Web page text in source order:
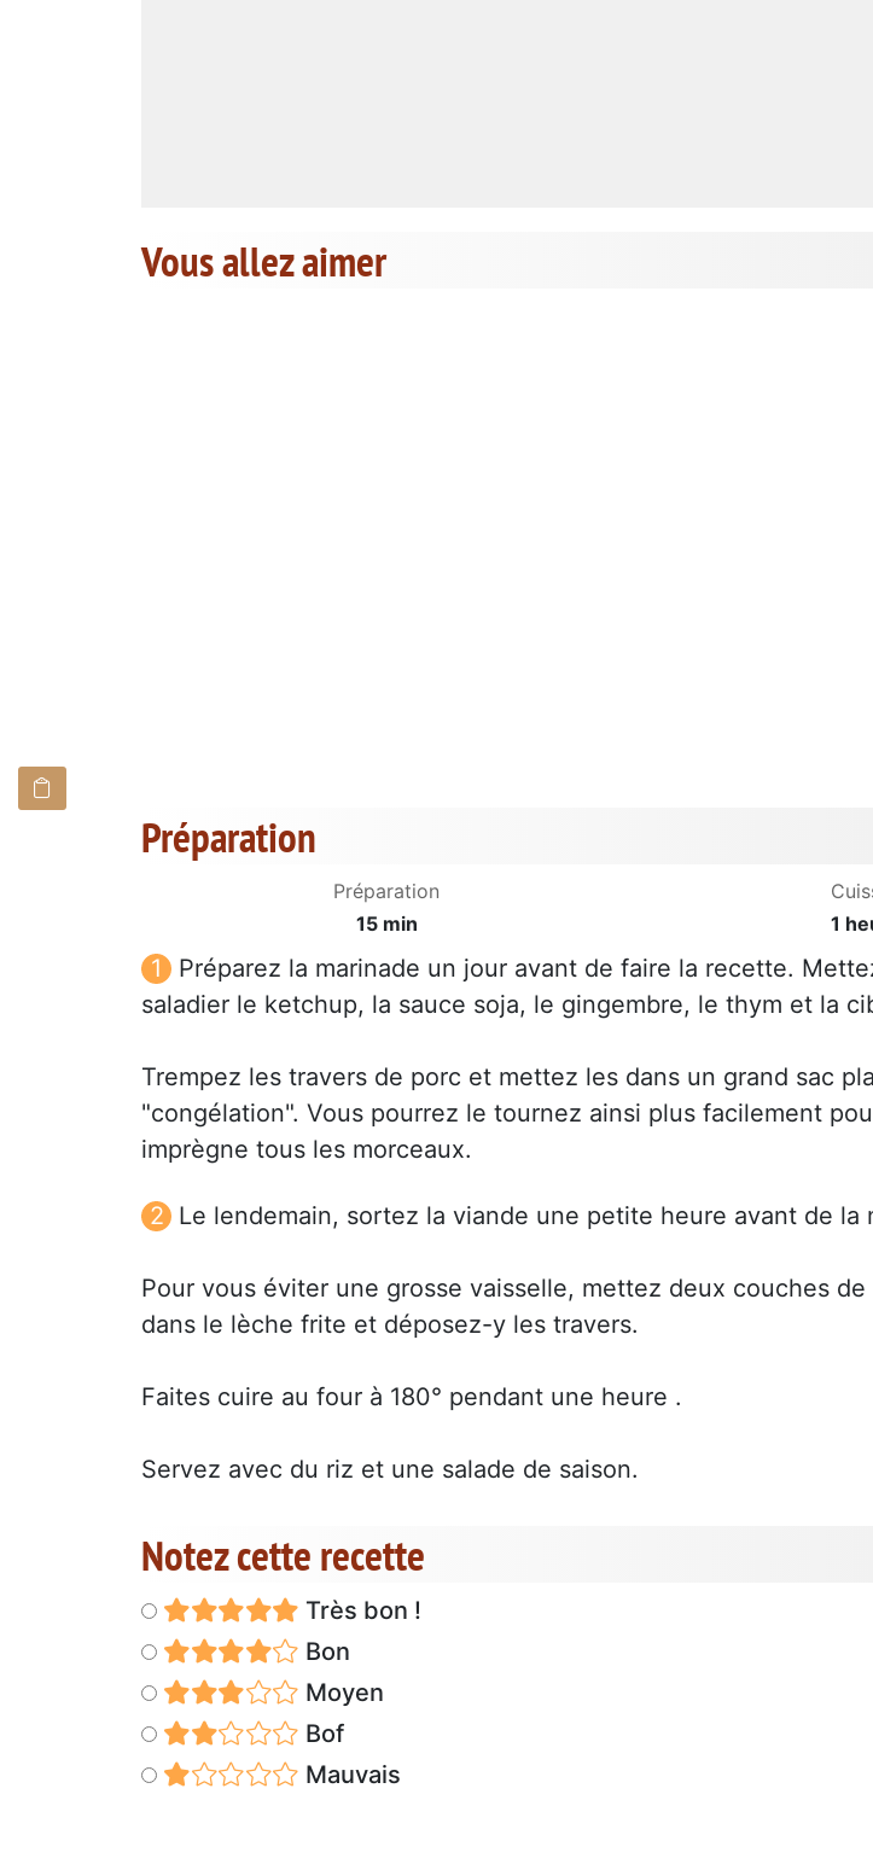
Vous allez aimer
Préparation
Préparation
15 min
1
Préparez la marinade un jour avant de faire la recette.
saladier le ketchup, la sauce soja, le gingembre, le thym et la
Trempez les travers de porc et mettez les dans un grand sac
"congélation". Vous pourrez le tournez ainsi plus facilement
imprègne tous les morceaux.
Le lendemain, sortez la viande une petite heure avant de la
Pour vous éviter une grosse vaisselle, mettez deux couches
dans le lèche frite et déposez-y les travers.
Faites cuire au four à 180° pendant une heure .
Servez avec du riz et une salade de saison.
Notez cette recette
Très bon !
Bon
Moyen
Bof
Mauvais